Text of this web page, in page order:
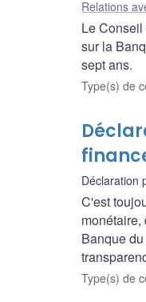
Relations
Le
sur la
sept ans.
Type(s) de
Déclaration
C'est
Banque
Type(s) de